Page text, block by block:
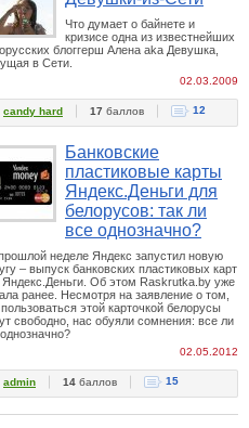
Что думает о байнете и
кризисе одна из известнейших
блоггерш Алена aka Девушка,
в Сети.
02.03.2009
candy hard 17 баллов 12
Банковские
пластиковые карты
Яндекс.Деньги для
белорусов: так ли
все однозначно?
неделе Яндекс запустил новую
– выпуск банковских пластиковых карт
Яндекс.Деньги. Об этом Raskrutka.by уже
ранее. Несмотря на заявление о том,
этой карточкой белорусы
свободно, нас обуяли сомнения: все ли
02.05.2012
admin 14 баллов 15